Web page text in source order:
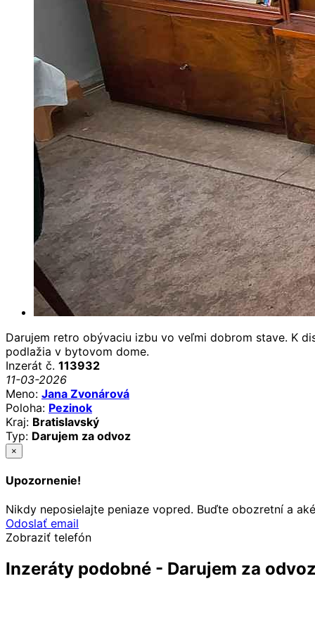
Darujem retro obývaciu izbu vo veľmi dobrom stave. K
podlažia v bytovom dome.
Inzerát č. 113932
11-03-2026
Meno: Jana Zvonárová
Poloha: Pezinok
Kraj: Bratislavský
Typ: Darujem za odvoz
×
Upozornenie!
Nikdy neposielajte peniaze vopred. Buďte obozretní a
Odoslať email
Zobraziť telefón
Inzeráty podobné - Darujem za